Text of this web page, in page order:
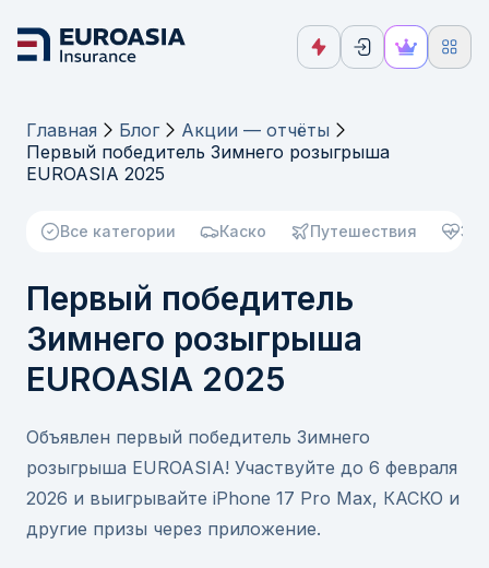
Главная Блог
Акции — отчёты
Первый победитель Зимнего розыгрыша
EUROASIA 2025
Все категории Каско Путешествия
Первый победитель
Зимнего розыгрыша
EUROASIA 2025
Объявлен первый победитель Зимнего
розыгрыша EUROASIA! Участвуйте до 6 февраля
2026 и выигрывайте iPhone 17 Pro Max, КАСКО и
другие призы через приложение.